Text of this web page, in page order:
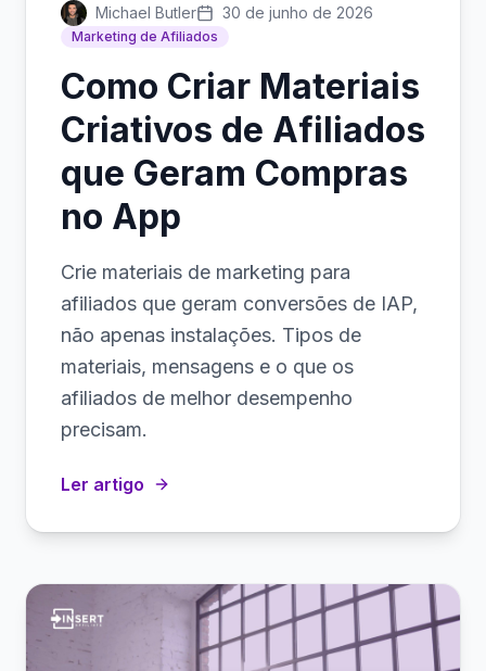
Michael Butler 30 de junho de 2026
Marketing de Afiliados
Como Criar Materiais
Criativos de Afiliados
que Geram Compras
no App
Crie materiais de marketing para
afiliados que geram conversões de IAP,
não apenas instalações. Tipos de
materiais, mensagens e o que os
afiliados de melhor desempenho
precisam.
Ler artigo